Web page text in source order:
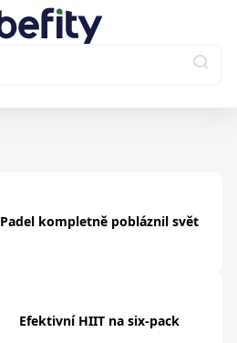
Padel kompletně pobláznil svět
Efektivní HIIT na six-pack